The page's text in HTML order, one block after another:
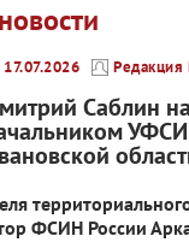
17.07.2026 Редакция
Саблин
ФСИН России